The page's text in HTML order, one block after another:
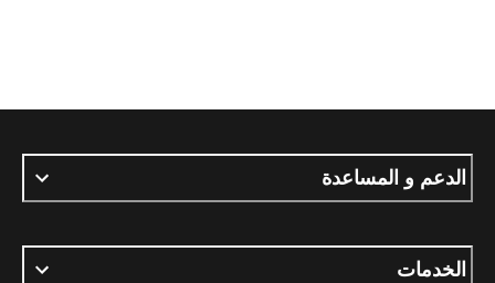
الدعم و المساعدة
الخدمات